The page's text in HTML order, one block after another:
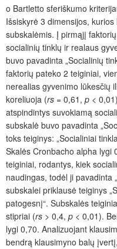
o Bartletto sferiškumo
Išsiskyrė 3 dimensijos,
subskalėmis. Į pirmąjį
socialinių tinklų ir realaus
buvo pavadinta „Socialinių
faktorių pateko 2 teiginiai,
nerealias gyvenimo lūkesčių
koreliuoja (rs = 0,61, p <
atspindintys suvokiamą
subskalė buvo pavadinta
toks teiginys: „Socialiniai
Skalės Cronbacho alpha lygi
teiginiai, rodantys, kiek
naudingas, todėl ji pavadinta
subskalei priklausė teiginys
patogesnį“. Subskalės
stipriai (rs > 0,4, p < 0,01).
lygi 0,70. Analizuojant
bendrą klausimyno balų